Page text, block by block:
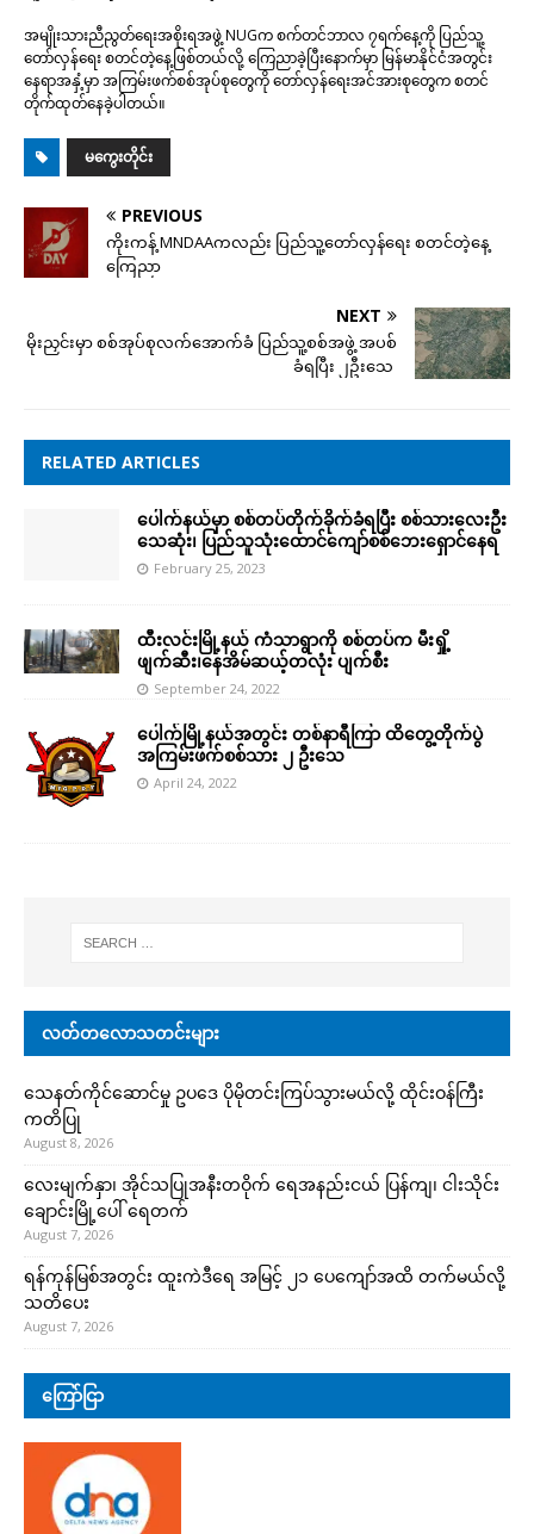
အမျိုးသားညီညွတ်ရေးအစိုးရအဖွဲ့ NUGက စက်တင်ဘာလ ၇ရက်နေ့ကို ပြည်သူ့
တော်လှန်ရေး စတင်တဲ့နေ့ဖြစ်တယ်လို့ ကြေညာခဲ့ပြီးနောက်မှာ မြန်မာနိုင်ငံအတွင်း
နေရာအနှံ့မှာ အကြမ်းဖက်စစ်အုပ်စုတွေကို တော်လှန်ရေးအင်အားစုတွေက စတင်
တိုက်ထုတ်နေခဲ့ပါတယ်။
မကွေးတိုင်း
PREVIOUS
ကိုးကန့် MNDAAကလည်း ပြည်သူ့တော်လှန်ရေး စတင်‌တဲ့‌နေ့
ကြေညာ
NEXT
မိုးညှင်းမှာ စစ်အုပ်စုလက်အောက်ခံ ပြည်သူ့စစ်အဖွဲ့ အပစ်
ခံရပြီး ၂ဦးသေ
RELATED ARTICLES
ပေါက်နယ်မှာ စစ်တပ်တိုက်ခိုက်ခံရပြီး စစ်သားလေးဦး
သေဆုံး၊ ပြည်သူသုံးထောင်ကျော်စစ်ဘေးရှောင်နေရ
February 25, 2023
ထီးလင်းမြို့နယ် ကံသာရွာကို စစ်တပ်က မီးရှို့
ဖျက်ဆီး၊နေအိမ်ဆယ့်တလုံး ပျက်စီး
September 24, 2022
ပေါက်မြို့နယ်အတွင်း တစ်နာရီကြာ ထိတွေ့တိုက်ပွဲ
အကြမ်းဖက်စစ်သား ၂ ဦးသေ
April 24, 2022
လတ်တလောသတင်းများ
သေနတ်ကိုင်ဆောင်မှု ဥပဒေ ပိုမိုတင်းကြပ်သွားမယ်လို့ ထိုင်းဝန်ကြီး
ကတိပြု
August 8, 2026
လေးမျက်နှာ၊ အိုင်သပြုအနီးတဝိုက် ရေအနည်းငယ် ပြန်ကျ၊ ငါးသိုင်း
ချောင်းမြို့ပေါ် ရေတက်
August 7, 2026
ရန်ကုန်မြစ်အတွင်း ထူးကဲဒီရေ အ​မြင့် ၂၁ ပေကျော်အထိ တက်မယ်လို့
သတိပေး
August 7, 2026
ကြော်ငြာ